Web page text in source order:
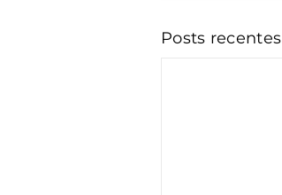
Posts recentes